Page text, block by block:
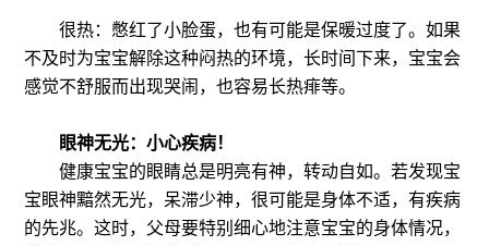
很热：憋红了小脸蛋，也有可能是保暖过度了。如果
不及时为宝宝解除这种闷热的环境，长时间下来，宝宝会
感觉不舒服而出现哭闹，也容易长热痱等。
眼神无光：小心疾病！
健康宝宝的眼睛总是明亮有神，转动自如。若发现宝
宝眼神黯然无光，呆滞少神，很可能是身体不适，有疾病
的先兆。这时，父母要特别细心地注意宝宝的身体情况，